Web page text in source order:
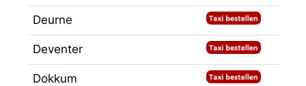
Deurne
Deventer
Dokkum